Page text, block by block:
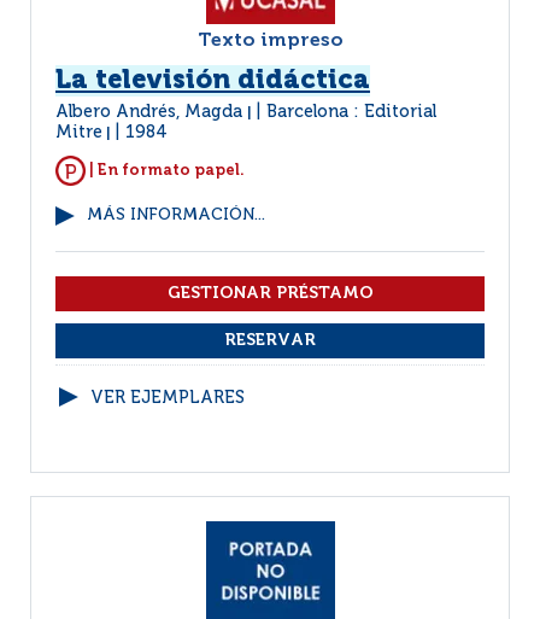
Texto impreso
La televisión didáctica
Albero Andrés, Magda
Barcelona : Editorial
Mitre
1984
| En formato papel.
MÁS INFORMACIÓN...
VER EJEMPLARES